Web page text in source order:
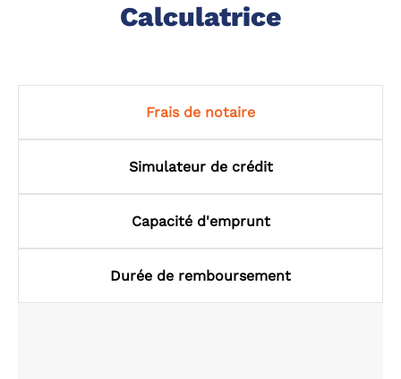
Calculatrice
Frais de notaire
Simulateur de crédit
Capacité d'emprunt
Durée de remboursement